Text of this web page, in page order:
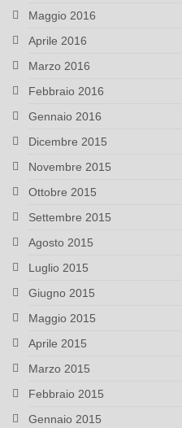
Maggio 2016
Aprile 2016
Marzo 2016
Febbraio 2016
Gennaio 2016
Dicembre 2015
Novembre 2015
Ottobre 2015
Settembre 2015
Agosto 2015
Luglio 2015
Giugno 2015
Maggio 2015
Aprile 2015
Marzo 2015
Febbraio 2015
Gennaio 2015